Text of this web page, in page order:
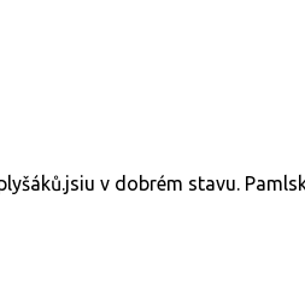
v dobrém stavu.